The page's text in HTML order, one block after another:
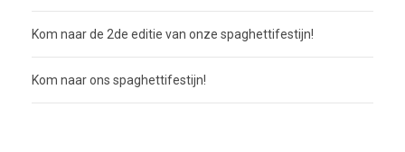
Kom naar de 2de editie van onze spaghettifestijn!
Kom naar ons spaghettifestijn!